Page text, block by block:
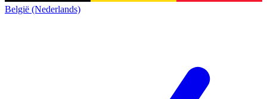
België (Nederlands)